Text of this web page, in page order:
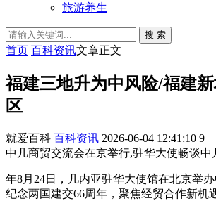
旅游养生
搜 索
首页 百科资讯文章正文
福建三地升为中风险/福建
区
就爱百科 百科资讯 2026-06-04 12:41:10 9
中几商贸交流会在京举行,驻华大使畅谈中
年8月24日，几内亚驻华大使馆在北京举办
纪念两国建交66周年，聚焦经贸合作新机